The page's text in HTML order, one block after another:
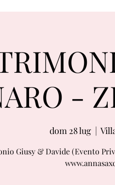
-
dom 28 lug
  |
Giusy & Davide (Evento